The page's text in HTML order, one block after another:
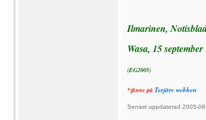
Ilmarinen,
Wasa, 15
(EG2005)
*)finns på Terjärv webben
Senast uppdaterad 2005-